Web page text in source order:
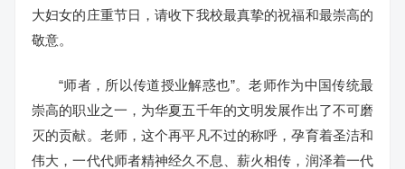
大妇女的庄重节日，请收下我校最真挚的祝福和最崇高的
敬意。
“师者，所以传道授业解惑也”。老师作为中国传统最
崇高的职业之一，为华夏五千年的文明发展作出了不可磨
灭的贡献。老师，这个再平凡不过的称呼，孕育着圣洁和
伟大，一代代师者精神经久不息、薪火相传，润泽着一代